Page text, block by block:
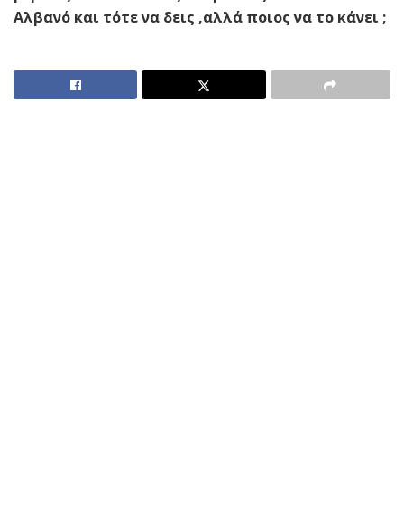
Αλβανό και τότε να δεις ,αλλά ποιος να το κάνει ;